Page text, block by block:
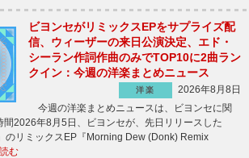
ビヨンセがリミックスEPをサプライズ配
信、ウィーザーの来日公演決定、エド・
シーラン作詞作曲のみでTOP10に2曲ラン
クイン：今週の洋楽まとめニュース
洋楽
2026年8月8日
今週の洋楽まとめニュースは、ビヨンセに関
2026年8月5日、ビヨンセが、先日リリースした
のリミックスEP『Morning Dew (Donk) Remix
む